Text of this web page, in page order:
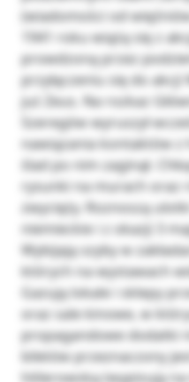
(wiadomości od
1941 roku wiążą się z
prowdzoną przez
przyłączeniu się do
już Zeus. Na rozkaz
Szeregów wyruszył
nawiązania kontaktów z
ślad po nim zaginął.
rysunki na murach oraz
zwycięży. Roznoszą
niemieckie i z okazji 3
Wybijają szyby w
których na wystawach
Gazują lokale i sklepy
oraz sale kinowe, w
propagandowe dodatki
biletów przeznaczony
hitlerowską (wypisują